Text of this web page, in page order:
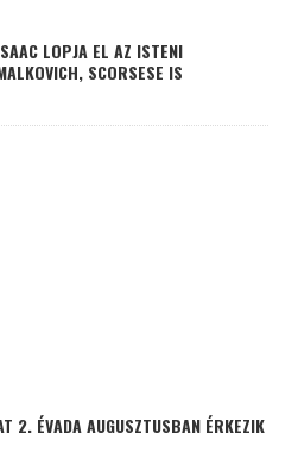
LOPJA EL AZ ISTENI
SCORSESE IS
2. ÉVADA AUGUSZTUSBAN ÉRKEZIK